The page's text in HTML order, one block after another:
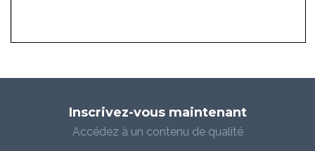
Inscrivez-vous maintenant
Accédez à un contenu de qualité